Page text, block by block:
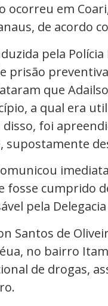
ocorreu em
de acordo
pela
prisão
que
a qual era
foi
supostamente
fosse cumprido
pela
Santos de
no bairro
de drogas,